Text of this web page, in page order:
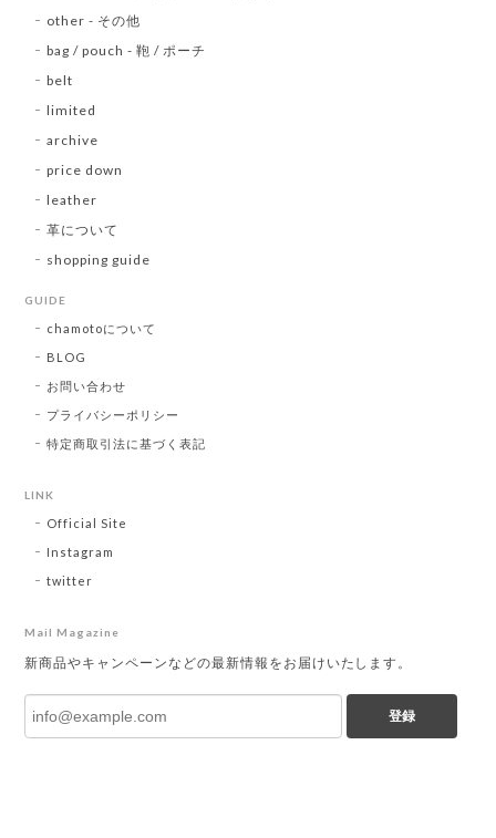
other - その他
bag / pouch - 鞄 / ポーチ
belt
limited
archive
price down
leather
革について
shopping guide
GUIDE
chamotoについて
BLOG
お問い合わせ
プライバシーポリシー
特定商取引法に基づく表記
LINK
Official Site
Instagram
twitter
Mail Magazine
新商品やキャンペーンなどの最新情報をお届けいたします。
登録